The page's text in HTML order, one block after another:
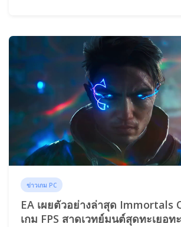
ข่าวเกม PC
EA เผยตัวอย่างล่าสุด Immortals
เกม FPS สาดเวทย์มนต์สุดทะเยอท